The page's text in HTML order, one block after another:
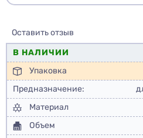
Оставить отзыв
В НАЛИЧИИ
Упаковка
Предназначение:
Материал
Объем